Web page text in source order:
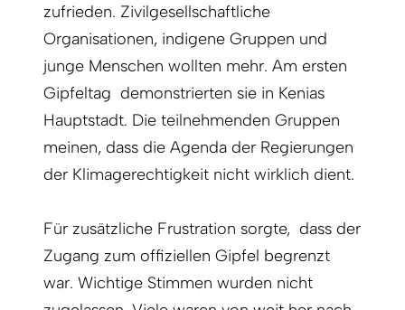
zufrieden. Zivilgesellschaftliche
Organisationen, indigene Gruppen und
junge Menschen wollten mehr. Am ersten
Gipfeltag demonstrierten sie in Kenias
Hauptstadt. Die teilnehmenden Gruppen
meinen, dass die Agenda der Regierungen
der Klimagerechtigkeit nicht wirklich dient.
Für zusätzliche Frustration sorgte, dass der
Zugang zum offiziellen Gipfel begrenzt
war. Wichtige Stimmen wurden nicht